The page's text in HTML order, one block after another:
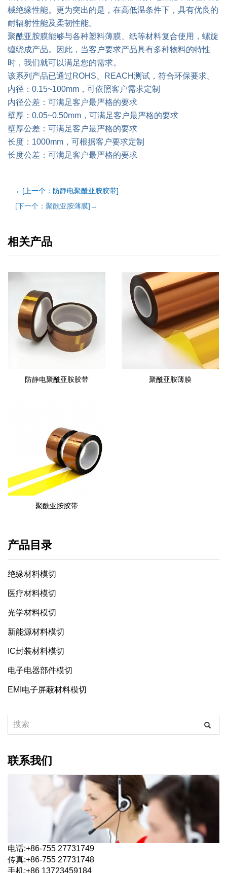
械绝缘性能。更为突出的是，在高低温条件下，具有优良的
耐辐射性能及柔韧性能。
聚酰亚胺膜能够与各种塑料薄膜、纸等材料复合使用，螺旋
缠绕成产品。因此，当客户要求产品具有多种物料的特性
时，我们就可以满足您的需求。
该系列产品已通过ROHS、REACH测试，符合环保要求。
内径：0.15~100mm，可依照客户需求定制
内径公差：可满足客户最严格的要求
壁厚：0.05~0.50mm，可满足客户最严格的要求
壁厚公差：可满足客户最严格的要求
长度：1000mm，可根据客户要求定制
长度公差：可满足客户最严格的要求
←[上一个：防静电聚酰亚胺胶带]
[下一个：聚酰亚胺薄膜]→
相关产品
防静电聚酰亚胺胶带 聚酰亚胺薄膜
聚酰亚胺胶带
产品目录
绝缘材料模切
医疗材料模切
光学材料模切
新能源材料模切
IC封装材料模切
电子电器部件模切
EMI电子屏蔽材料模切
联系我们
电话:+86-755 27731749
传真:+86-755 27731748
手机:+86 13723459184